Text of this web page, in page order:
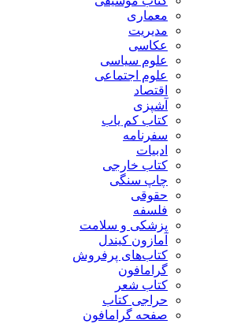
معماری
مدیریت
عکاسی
علوم سیاسی
علوم اجتماعی
اقتصاد
آشپزی
کتاب کم یاب
سفرنامه
ادبیات
کتاب خارجی
چاپ سنگی
حقوقی
فلسفه
پزشکی و سلامت
آمازون کیندل
کتاب‌های پرفروش
گرامافون
کتاب شعر
حراجی کتاب
صفحه گرامافون